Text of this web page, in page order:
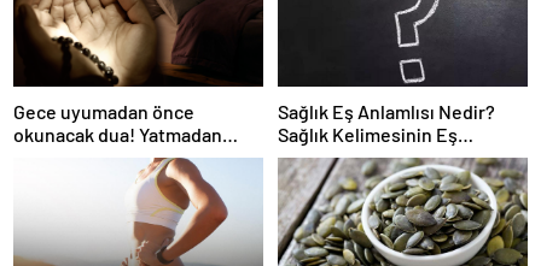
Gece uyumadan önce
okunacak dua! Yatmadan
önce okunacak dualar!
Uyumak için hangi dua?
Sağlık Eş Anlamlısı Nedir?
Sağlık Kelimesinin Eş
Anlamlıları Nelerdir?